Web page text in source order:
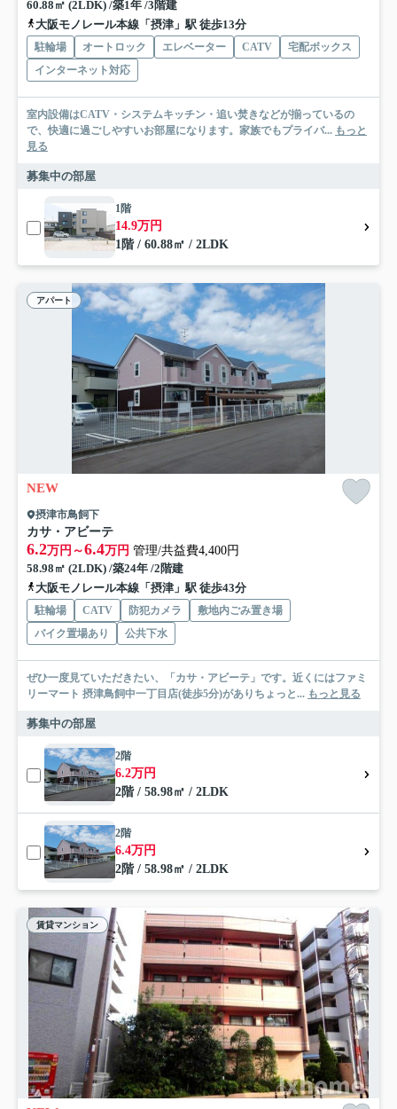
60.88㎡ (2LDK) /築1年 /3階建
大阪モノレール本線「摂津」駅 徒歩13分
駐輪場 オートロック エレベーター CATV
宅配ボックス
インターネット対応
室内設備はCATV・システムキッチン・追い焚きなどが揃っているの
で、快適に過ごしやすいお部屋になります。家族でもプライバ... もっと
見る
募集中の部屋
1階
14.9万円
1階 / 60.88㎡ / 2LDK
アパート
NEW
摂津市鳥飼下
カサ・アビーテ
6.2万円～6.4万円 管理/共益費4,400円
58.98㎡ (2LDK) /築24年 /2階建
大阪モノレール本線「摂津」駅 徒歩43分
駐輪場 CATV 防犯カメラ
敷地内ごみ置き場
バイク置場あり
公共下水
ぜひ一度見ていただきたい、「カサ・アビーテ」です。近くにはファミ
リーマート 摂津鳥飼中一丁目店(徒歩5分)がありちょっと... もっと見る
募集中の部屋
2階
6.2万円
2階 / 58.98㎡ / 2LDK
2階
6.4万円
2階 / 58.98㎡ / 2LDK
賃貸マンション